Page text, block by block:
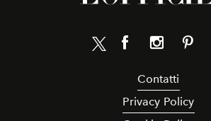
Contatti
Privacy Policy